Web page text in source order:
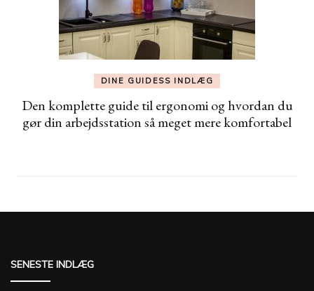
DINE GUIDESS INDLÆG
Den komplette guide til ergonomi og hvordan du
gør din arbejdsstation så meget mere komfortabel
SENESTE INDLÆG